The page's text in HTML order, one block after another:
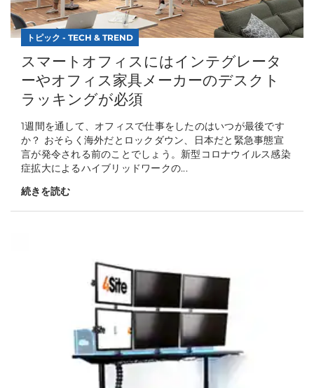
トピック - TECH & TREND
スマートオフィスにはインテグレータ
ーやオフィス家具メーカーのデスクト
ラッキングが必須
1週間を通して、オフィスで仕事をしたのはいつが最後です
か？ おそらく海外だとロックダウン、日本だと緊急事態宣
言が発令される前のことでしょう。新型コロナウイルス感染
症拡大によるハイブリッドワークの...
続きを読む